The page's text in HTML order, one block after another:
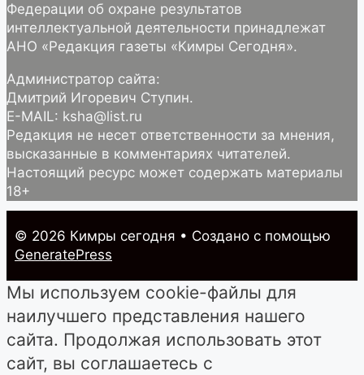
Федерации об охране результатов
интеллектуальной деятельности принадлежат
АНО «Редакция газеты «Кимры Сегодня».
Администратор сайта:
Дмитрий Игоревич Ступин.
E-MAIL: ksha@list.ru
Редакция не несет ответственности за мнения,
высказанные в комментариях читателей.
Настоящий ресурс может содержать материалы
18+
© 2026 Кимры cегодня • Создано с помощью
GeneratePress
Мы используем cookie-файлы для
наилучшего представления нашего
сайта. Продолжая использовать этот
сайт, вы соглашаетесь с